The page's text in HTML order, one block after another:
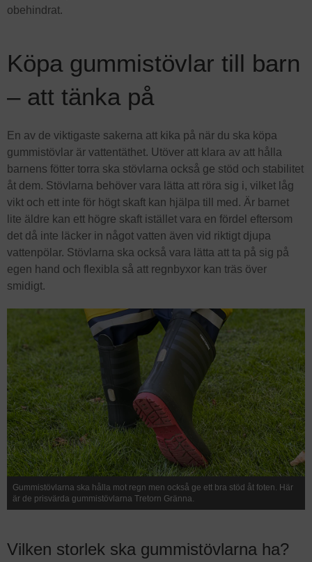
obehindrat.
Köpa gummistövlar till barn
– att tänka på
En av de viktigaste sakerna att kika på när du ska köpa
gummistövlar är vattentäthet. Utöver att klara av att hålla
barnens fötter torra ska stövlarna också ge stöd och stabilitet
åt dem. Stövlarna behöver vara lätta att röra sig i, vilket låg
vikt och ett inte för högt skaft kan hjälpa till med. Är barnet
lite äldre kan ett högre skaft istället vara en fördel eftersom
det då inte läcker in något vatten även vid riktigt djupa
vattenpölar. Stövlarna ska också vara lätta att ta på sig på
egen hand och flexibla så att regnbyxor kan träs över
smidigt.
Gummistövlarna ska hålla mot regn men också ge ett bra stöd åt foten. Här
är de prisvärda gummistövlarna Tretorn Gränna.
Vilken storlek ska gummistövlarna ha?